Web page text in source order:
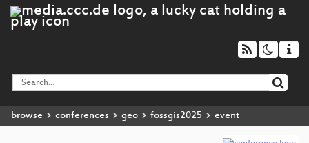
browse conferences geo fossgis2025 event